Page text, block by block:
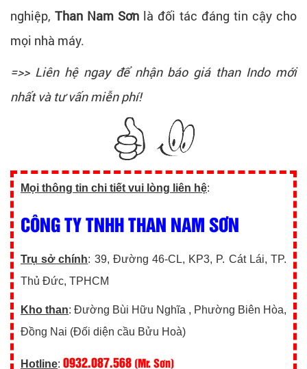
nghiệp, Than Nam Sơn là đối tác đáng tin cậy cho
mọi nhà máy.
=>> Liên hệ ngay để nhận báo giá than Indo mới
nhất và tư vấn miễn phí!
Mọi thông tin chi tiết vui lòng liên hệ:
CÔNG TY TNHH THAN NAM SƠN
Trụ sở chính: 39, Đường 46-CL, KP3, P. Cát Lái, TP.
Thủ Đức, TPHCM
Kho than: Đường Bùi Hữu Nghĩa , Phường Biên Hòa,
Đồng Nai (Đối diện cầu Bửu Hoà)
Hotline: 0932.087.568 (Mr. Sơn)